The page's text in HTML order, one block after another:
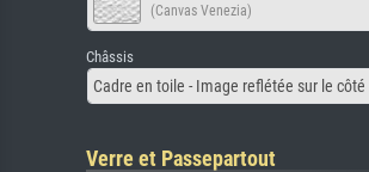
(Canvas Venezia)
Châssis
Cadre en toile - Image reflétée sur le côté
Verre et Passepartout